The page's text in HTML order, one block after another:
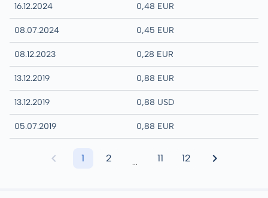
16.12.2024 0,48 EUR
08.07.2024 0,45 EUR
08.12.2023 0,28 EUR
13.12.2019 0,88 EUR
13.12.2019 0,88 USD
05.07.2019 0,88 EUR
1 2 ... 11 12